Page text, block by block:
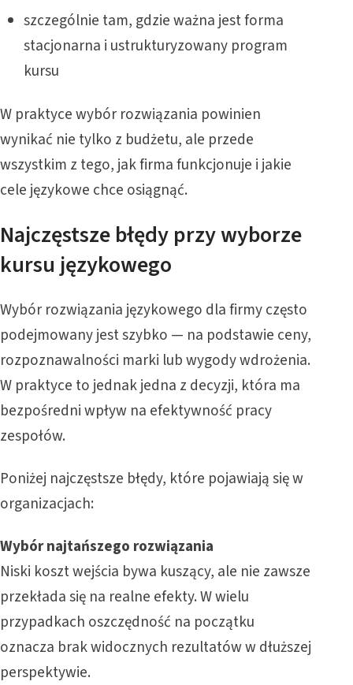
szczególnie tam, gdzie ważna jest forma
stacjonarna i ustrukturyzowany program
kursu
W praktyce wybór rozwiązania powinien
wynikać nie tylko z budżetu, ale przede
wszystkim z tego, jak firma funkcjonuje i jakie
cele językowe chce osiągnąć.
Najczęstsze błędy przy wyborze
kursu językowego
Wybór rozwiązania językowego dla firmy często
podejmowany jest szybko — na podstawie ceny,
rozpoznawalności marki lub wygody wdrożenia.
W praktyce to jednak jedna z decyzji, która ma
bezpośredni wpływ na efektywność pracy
zespołów.
Poniżej najczęstsze błędy, które pojawiają się w
organizacjach:
Wybór najtańszego rozwiązania
Niski koszt wejścia bywa kuszący, ale nie zawsze
przekłada się na realne efekty. W wielu
przypadkach oszczędność na początku
oznacza brak widocznych rezultatów w dłuższej
perspektywie.